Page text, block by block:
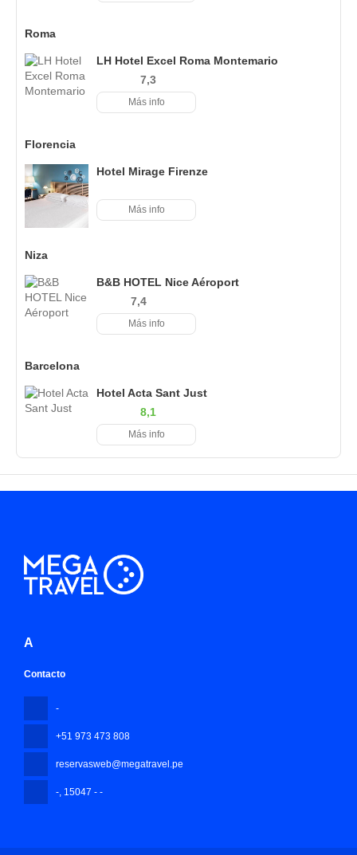
Roma
LH Hotel Excel Roma Montemario
7,3
Más info
Florencia
Hotel Mirage Firenze
Más info
Niza
B&B HOTEL Nice Aéroport
7,4
Más info
Barcelona
Hotel Acta Sant Just
8,1
Más info
A
Contacto
-
+51 973 473 808
reservasweb@megatravel.pe
- , 15047 - -